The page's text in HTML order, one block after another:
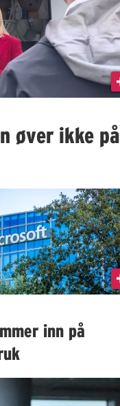
øver ikke på
inn på